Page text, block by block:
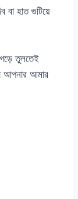
হাত গুটিয়ে
তুলতেই
আপনার আমার